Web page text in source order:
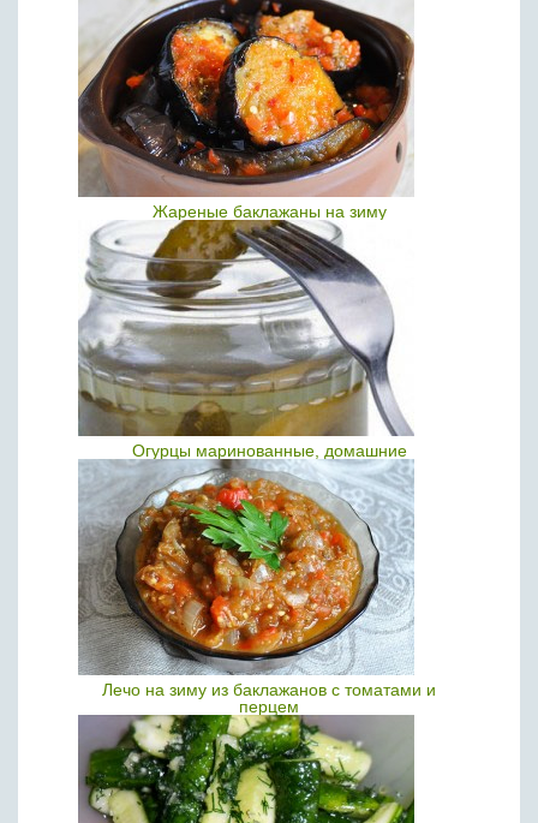
Жареные баклажаны на зиму
Огурцы маринованные, домашние
Лечо на зиму из баклажанов с томатами и
перцем